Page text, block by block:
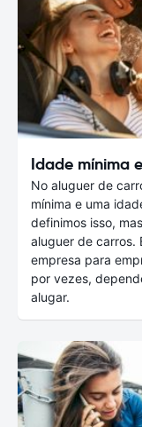
Idade mínima
No aluguer de
mínima e uma
definimos isso,
aluguer de carros.
empresa para
por vezes,
alugar.